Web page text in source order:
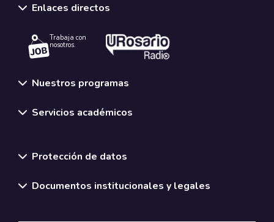
Enlaces directos
Trabaja con
nosotros.
Nuestros programas
Servicios académicos
Protección de datos
Documentos institucionales y legales